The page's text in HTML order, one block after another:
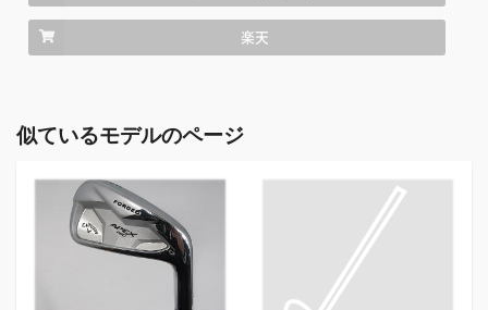
楽天
似ているモデルのページ